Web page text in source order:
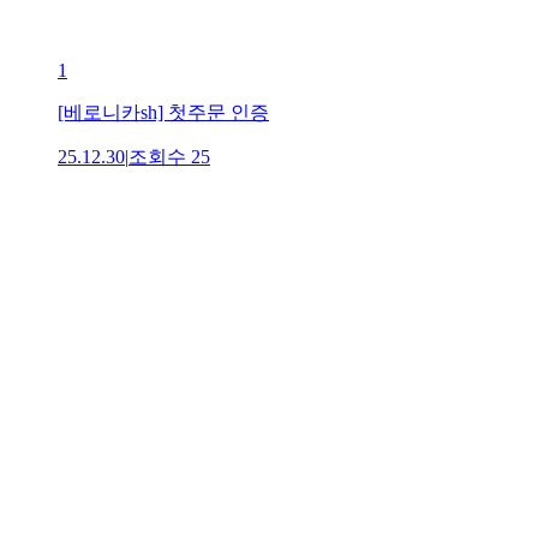
1
[베로니카sh] 첫주문 인증
25.12.30|조회수 25